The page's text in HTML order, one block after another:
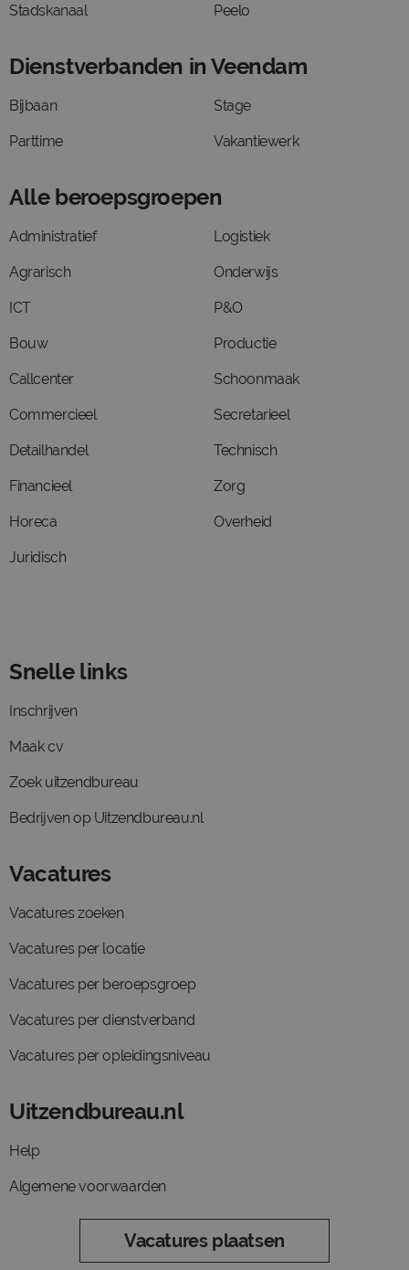
Stadskanaal Peelo
Dienstverbanden in Veendam
Bijbaan
Parttime
Stage
Vakantiewerk
Alle beroepsgroepen
Administratief
Agrarisch
ICT
Bouw
Callcenter
Commercieel
Detailhandel
Financieel
Horeca
Juridisch
Logistiek
Onderwijs
P&O
Productie
Schoonmaak
Secretarieel
Technisch
Zorg
Overheid
Snelle links
Inschrijven
Maak cv
Zoek uitzendbureau
Bedrijven op Uitzendbureau.nl
Vacatures
Vacatures zoeken
Vacatures per locatie
Vacatures per beroepsgroep
Vacatures per dienstverband
Vacatures per opleidingsniveau
Uitzendbureau.nl
Help
Algemene voorwaarden
Vacatures plaatsen